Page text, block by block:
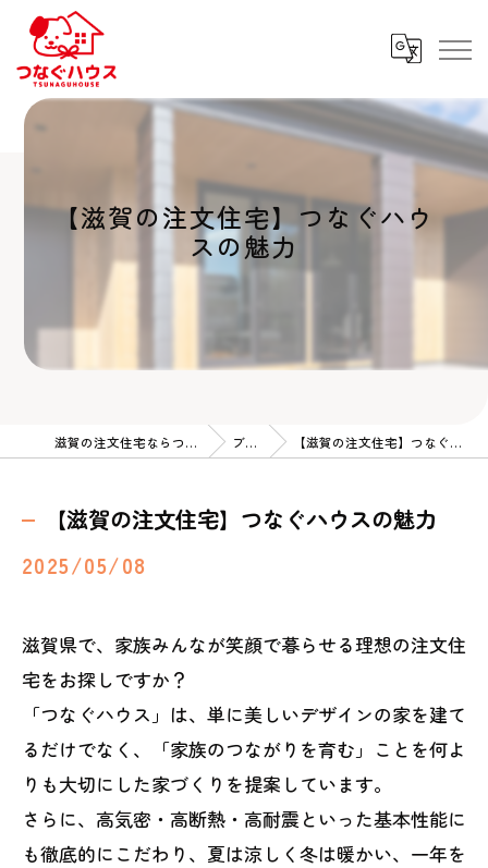
【滋賀の注文住宅】つなぐハウ
スの魅力
滋賀の注文住宅ならつなぐハウス ブログ 【滋賀の注文住宅】つなぐハウスの魅力
【滋賀の注文住宅】つなぐハウスの魅力
2025/05/08
滋賀県で、家族みんなが笑顔で暮らせる理想の注文住
宅をお探しですか？
「つなぐハウス」は、単に美しいデザインの家を建て
るだけでなく、「家族のつながりを育む」ことを何よ
りも大切にした家づくりを提案しています。
さらに、高気密・高断熱・高耐震といった基本性能に
も徹底的にこだわり、夏は涼しく冬は暖かい、一年を